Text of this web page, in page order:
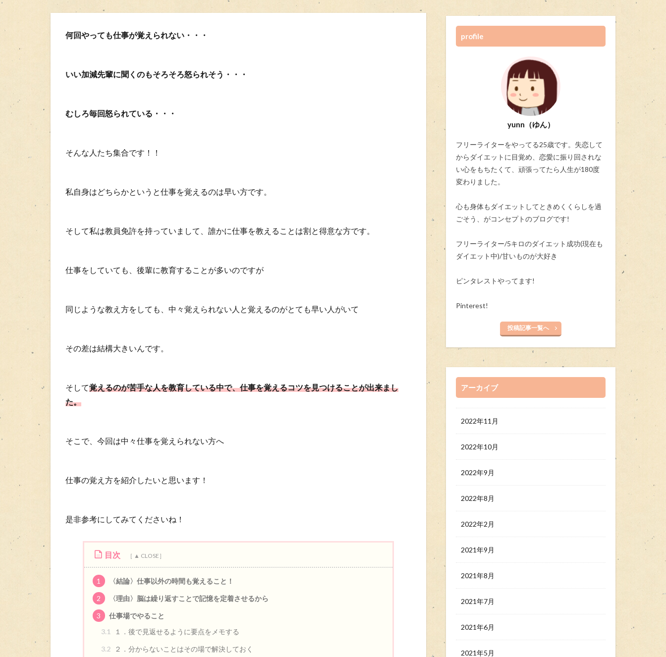
何回やっても仕事が覚えられない・・・
いい加減先輩に聞くのもそろそろ怒られそう・・・
むしろ毎回怒られている・・・
そんな人たち集合です！！
私自身はどちらかというと仕事を覚えるのは早い方です。
そして私は教員免許を持っていまして、誰かに仕事を教えることは割と得意な方です。
仕事をしていても、後輩に教育することが多いのですが
同じような教え方をしても、中々覚えられない人と覚えるのがとても早い人がいて
その差は結構大きいんです。
そして覚えるのが苦手な人を教育している中で、仕事を覚えるコツを見つけることが出来まし
た。
そこで、今回は中々仕事を覚えられない方へ
仕事の覚え方を紹介したいと思います！
是非参考にしてみてくださいね！
目次
1 〈結論〉仕事以外の時間も覚えること！
2 〈理由〉脳は繰り返すことで記憶を定着させるから
3
仕事場でやること
3.1
１．後で見返せるように要点をメモする
3.2 ２．分からないことはその場で解決しておく
profile
yunn（ゆん）
フリーライターをやってる25歳です。失恋して
からダイエットに目覚め、恋愛に振り回されな
い心をもちたくて、頑張ってたら人生が180度
変わりました。
心も身体もダイエットしてときめくくらしを過
ごそう、がコンセプトのブログです!
フリーライター/5キロのダイエット成功(現在も
ダイエット中)/甘いものが大好き
ピンタレストやってます!
Pinterest!
投稿記事一覧へ
アーカイブ
2022年11月
2022年10月
2022年9月
2022年8月
2022年2月
2021年9月
2021年8月
2021年7月
2021年6月
2021年5月